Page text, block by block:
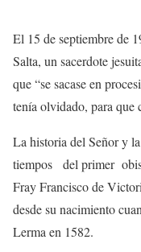
El 15 de septiembre de
Salta, un sacerdote
que “se sacase en
tenía olvidado, para que
La historia del Señor y
tiempos del primer
Fray Francisco de
desde su nacimiento
Lerma en 1582.